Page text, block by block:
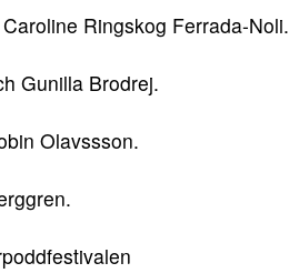
Ringskog Ferrada-Noli.
Gunilla Brodrej.
Olavssson.